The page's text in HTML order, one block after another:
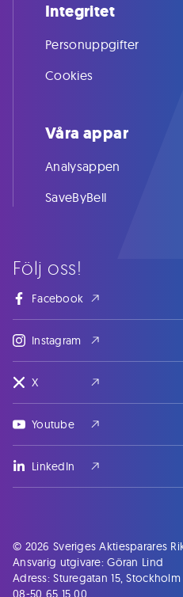
Följ oss!
Facebook
Instagram
X
Youtube
LinkedIn
Integritet
Personuppgifter
Cookies
Våra appar
Analysappen
SaveByBell
© 2026 Sveriges Aktiesparares
Ansvarig utgivare: Göran Lind
Adress: Sturegatan 15, Stockholm
08-50 65 15 00